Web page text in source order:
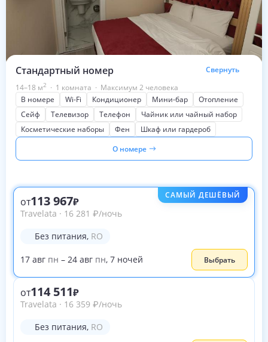
Стандартный номер
Свернуть
14–18 м2 · 1 комната · Максимум 2 человека
В номере
Wi-Fi Кондиционер Мини-бар
Отопление
Сейф
Телевизор Телефон
Чайник или чайный набор
Косметические наборы
Фен
Шкаф или гардероб
О номере
САМЫЙ ДЕШЁВЫЙ
от113 967
Travelata · 16 281 ₽/ночь
Без питания, RO
17 авг пн – 24 авг пн, 7 ночей Выбрать
от114 511
Travelata · 16 359 ₽/ночь
Без питания, RO